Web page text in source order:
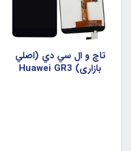
تاچ و ال سي دي (اصلي
بازاري) Huawei GR3